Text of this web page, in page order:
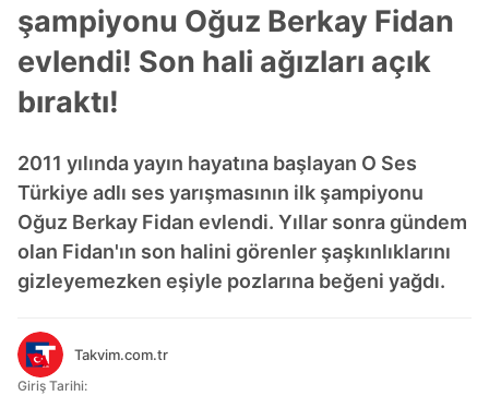
şampiyonu Oğuz Berkay Fidan
evlendi! Son hali ağızları açık
bıraktı!
2011 yılında yayın hayatına başlayan O Ses
Türkiye adlı ses yarışmasının ilk şampiyonu
Oğuz Berkay Fidan evlendi. Yıllar sonra gündem
olan Fidan'ın son halini görenler şaşkınlıklarını
gizleyemezken eşiyle pozlarına beğeni yağdı.
Takvim.com.tr
Giriş Tarihi: